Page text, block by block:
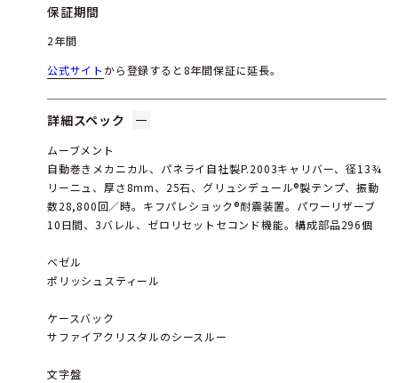
保証期間
2年間
公式サイト から登録すると8年間保証に延長。
詳細スペック
ムーブメント
自動巻きメカニカル、パネライ自社製P.2003キャリバー、径13¾
リーニュ、厚さ8mm、25石、グリュシデュール®製テンプ、振動
数28,800回／時。キフパレショック®耐震装置。パワーリザーブ
10日間、3バレル、ゼロリセットセコンド機能。構成部品296個
ベゼル
ポリッシュスティール
ケースバック
サファイアクリスタルのシースルー
文字盤